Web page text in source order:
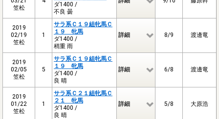
笠松
ダ1400 /
不良 曇
2019
02/19
笠松
1
サラ系Ｃ１９組牝馬Ｃ
１９ 牝馬
ダ1400 /
稍重 雨
詳細 8/9 渡邊竜
2019
02/05
笠松
5
サラ系Ｃ１９組牝馬Ｃ
１９ 牝馬
ダ1400 /
良 晴
詳細 6/8 渡邊竜
2019
01/22
笠松
1
サラ系Ｃ２１組牝馬Ｃ
２１ 牝馬
ダ1400 /
良 晴
詳細 5/8 大原浩